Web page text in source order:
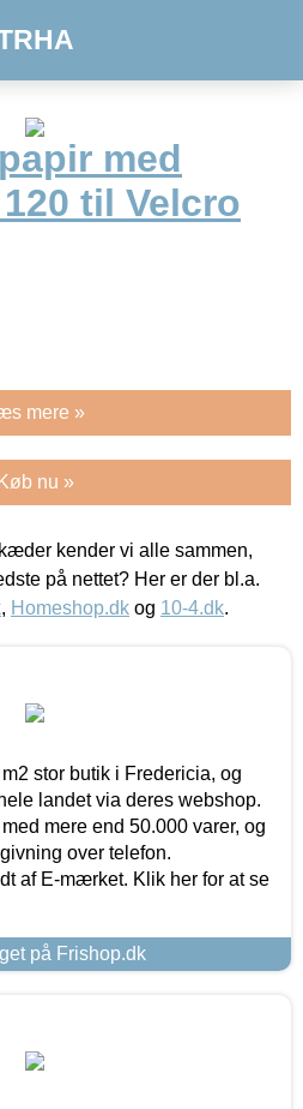
med
til Velcro
mere »
Køb nu »
kender vi alle sammen,
på nettet? Her er der bl.a.
, Homeshop.dk og 10-4.dk.
stor butik i Fredericia, og
landet via deres webshop.
mere end 50.000 varer, og
over telefon.
af E-mærket. Klik her for at se
på Frishop.dk